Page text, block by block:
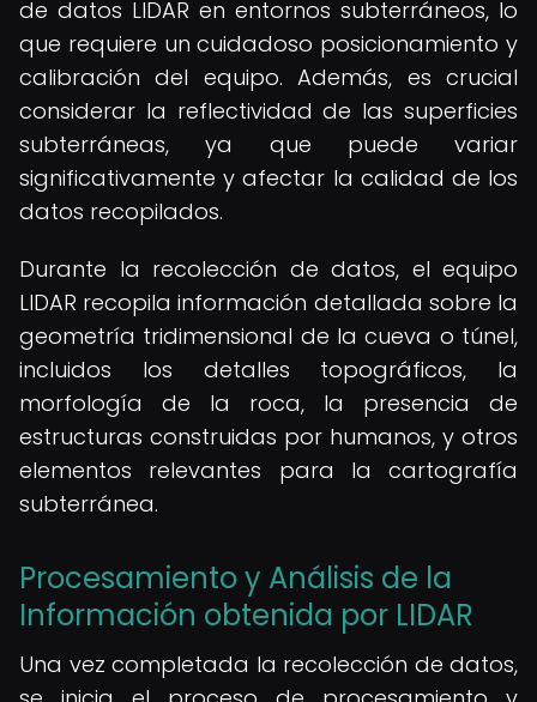
de datos LIDAR en entornos subterráneos, lo
que requiere un cuidadoso posicionamiento y
calibración del equipo. Además, es crucial
considerar la reflectividad de las superficies
subterráneas, ya que puede variar
significativamente y afectar la calidad de los
datos recopilados.
Durante la recolección de datos, el equipo
LIDAR recopila información detallada sobre la
geometría tridimensional de la cueva o túnel,
incluidos los detalles topográficos, la
morfología de la roca, la presencia de
estructuras construidas por humanos, y otros
elementos relevantes para la cartografía
subterránea.
Procesamiento y Análisis de la
Información obtenida por LIDAR
Una vez completada la recolección de datos,